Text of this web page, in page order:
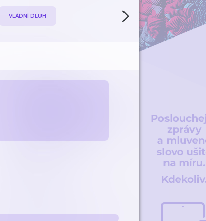
VLÁDNÍ DLUH
NÁVRH ÚSTAVNÍ
ODPOVĚDNOSTI A
ROZPOČTOVÁ POLITIKA